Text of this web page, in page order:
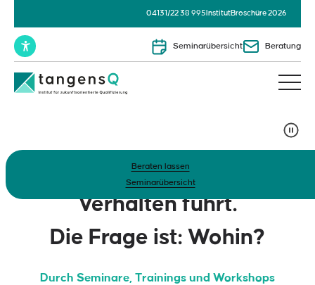
04131/22 38 995 InstitutBroschüre 2026
Seminarübersicht Beratung
Beraten lassen
Seminarübersicht
Verhalten führt.
Die Frage ist: Wohin?
Durch Seminare, Trainings und Workshops